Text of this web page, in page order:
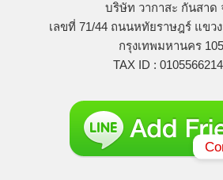
บริษัท วากาสะ กันสาด
เลขที่ 71/44 ถนนหทัยราษฎร์ แขว
กรุงเทพมหานคร
TAX ID :